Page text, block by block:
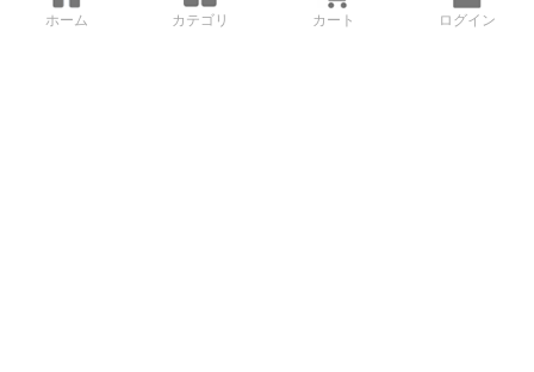
ホーム カテゴリ カート ログイン